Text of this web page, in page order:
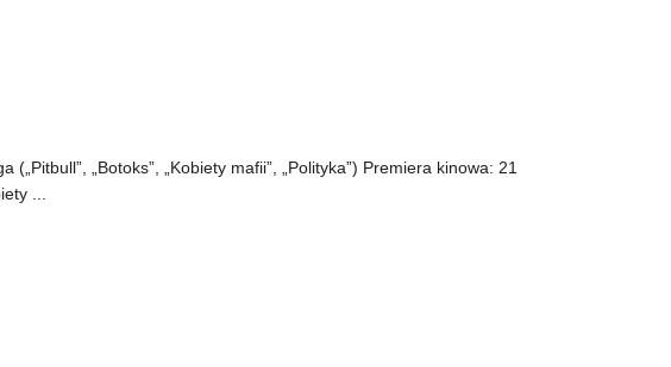
„Botoks”, „Kobiety mafii”, „Polityka”) Premiera kinowa: 21
...